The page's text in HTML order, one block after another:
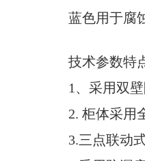
蓝色用于腐
技术参数特
1 、采用双
2. 柜体采用
3.三点联动